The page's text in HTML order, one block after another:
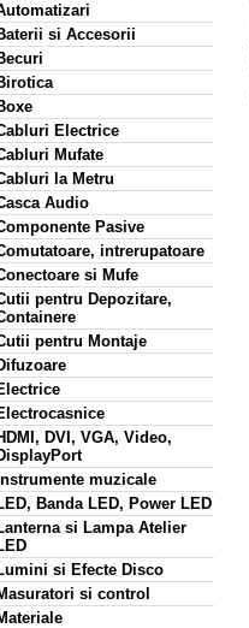
si Accesorii
Electrice
Mufate
la Metru
Audio
Pasive
intrerupatoare
si Mufe
pentru Depozitare,
pentru Montaje
DVI, VGA, Video,
Instrumente muzicale
Banda LED, Power LED
si Lampa Atelier
si Efecte Disco
si control